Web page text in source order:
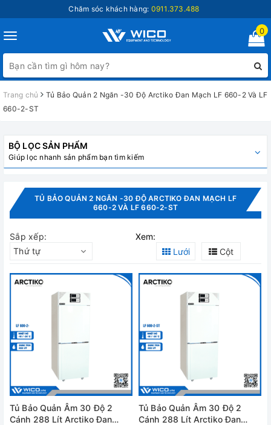
Chăm sóc khách hàng: 0911.373.488
Toggle
navigation
0
Trang chủ
Tủ Bảo Quản 2 Ngăn -30 Độ Arctiko Đan Mạch LF 660-2 Và LF
660-2-ST
BỘ LỌC SẢN PHẨM
Giúp lọc nhanh sản phẩm bạn tìm kiếm
TỦ BẢO QUẢN 2 NGĂN -30 ĐỘ ARCTIKO ĐAN MẠCH LF
660-2 VÀ LF 660-2-ST
Sắp xếp:
Thứ tự
Xem:
Lưới
Cột
Tủ Bảo Quản Âm 30 Độ 2
Cánh 288 Lít Arctiko Đan
Tủ Bảo Quản Âm 30 Độ 2
Cánh 288 Lít Arctiko Đan